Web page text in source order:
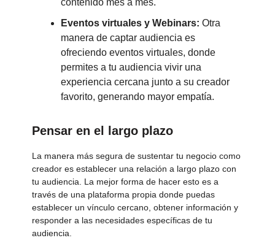
contenido mes a mes.
Eventos virtuales y Webinars: Otra
manera de captar audiencia es
ofreciendo eventos virtuales, donde
permites a tu audiencia vivir una
experiencia cercana junto a su creador
favorito, generando mayor empatía.
Pensar en el largo plazo
La manera más segura de sustentar tu negocio como
creador es establecer una relación a largo plazo con
tu audiencia. La mejor forma de hacer esto es a
través de una plataforma propia donde puedas
establecer un vínculo cercano, obtener información y
responder a las necesidades específicas de tu
audiencia.